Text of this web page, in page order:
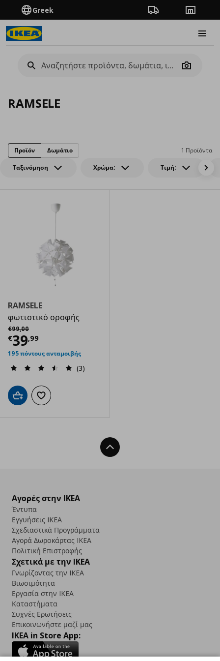
Greek Πορεία παραγγελίας
Camera
RAMSELE
Ταξινόμηση Χρώμα: Τιμή:
1 Προϊόντα
Προϊόν Δωμάτιο
RAMSELE
φωτιστικό οροφής
€99,00
Αρχική τιμή
€39,99
Τρέχουσα τιμή
195 πόντους ανταμοιβής
(3)
Προσθήκη στο καλάθι
Προσθήκη στα αγαπημένα
Back To Top
Αγορές στην IKEA
Έντυπα
Εγγυήσεις IKEA
Σχεδιαστικά Προγράμματα
Αγορά Δωρoκάρτας IKEA
Πολιτική Επιστροφής
Σχετικά με την IKEA
Γνωρίζοντας την IKEA
Βιωσιμότητα
Εργασία στην IKEA
Καταστήματα
Συχνές Ερωτήσεις
Επικοινωνήστε μαζί μας
IKEA in Store App: